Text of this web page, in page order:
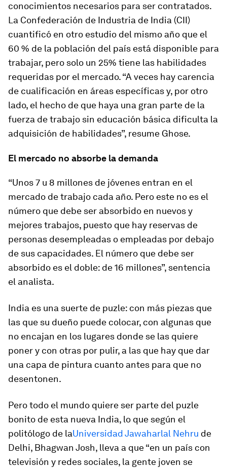
conocimientos necesarios para ser contratados.
La Confederación de Industria de India (CII)
cuantificó en otro estudio del mismo año que el
60 % de la población del país está disponible para
trabajar, pero solo un 25% tiene las habilidades
requeridas por el mercado. “A veces hay carencia
de cualificación en áreas específicas y, por otro
lado, el hecho de que haya una gran parte de la
fuerza de trabajo sin educación básica dificulta la
adquisición de habilidades”, resume Ghose.
El mercado no absorbe la demanda
“Unos 7 u 8 millones de jóvenes entran en el
mercado de trabajo cada año. Pero este no es el
número que debe ser absorbido en nuevos y
mejores trabajos, puesto que hay reservas de
personas desempleadas o empleadas por debajo
de sus capacidades. El número que debe ser
absorbido es el doble: de 16 millones”, sentencia
el analista.
India es una suerte de puzle: con más piezas que
las que su dueño puede colocar, con algunas que
no encajan en los lugares donde se las quiere
poner y con otras por pulir, a las que hay que dar
una capa de pintura cuanto antes para que no
desentonen.
Pero todo el mundo quiere ser parte del puzle
bonito de esta nueva India, lo que según el
politólogo de laUniversidad Jawaharlal Nehru de
Delhi, Bhagwan Josh, lleva a que “en un país con
televisión y redes sociales, la gente joven se